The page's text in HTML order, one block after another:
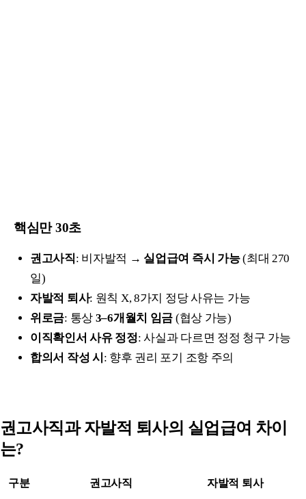
핵심만 30초
권고사직: 비자발적 → 실업급여 즉시 가능(최대 270
일)
자발적 퇴사: 원칙 X, 8가지 정당 사유는 가능
위로금: 통상 3–6개월치 임금 (협상 가능)
이직확인서 사유 정정: 사실과 다르면 정정 청구 가능
합의서 작성 시 : 향후 권리 포기 조항 주의
권고사직과 자발적 퇴사의 실업급여 차이
는?
구분 권고사직 자발적 퇴사